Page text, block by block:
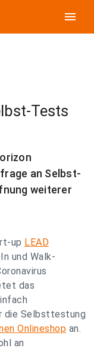
menu
Tests
an Selbst-
weiterer
up LEAD
und Walk-
das
die Selbsttestung
Onlineshop an.
an